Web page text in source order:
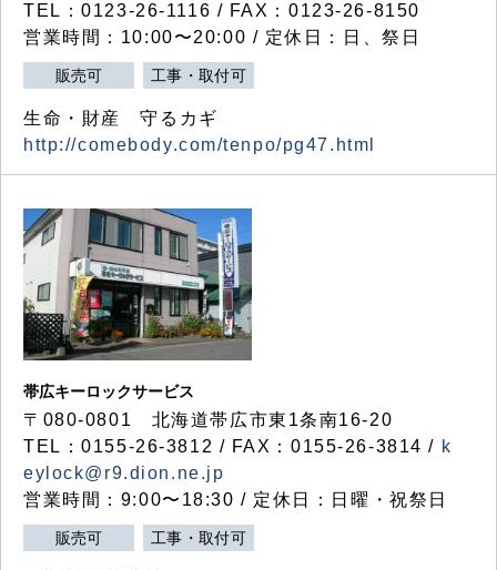
TEL：0123-26-1116 / FAX：0123-26-8150
営業時間：10:00〜20:00 / 定休日：日、祭日
販売可 工事・取付可
生命・財産 守るカギ
http://comebody.com/tenpo/pg47.html
帯広キーロックサービス
〒080-0801 北海道帯広市東1条南16-20
TEL：0155-26-3812 / FAX：0155-26-3814 / k
eylock@r9.dion.ne.jp
営業時間：9:00〜18:30 / 定休日：日曜・祝祭日
販売可 工事・取付可